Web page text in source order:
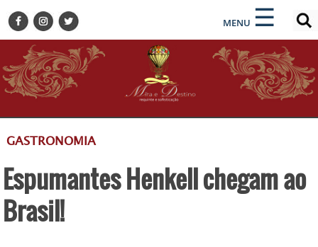
MENU ☰
×
BELEZA
BUSINESS E NEGÓCIOS
CULTURA
DESTINOS
GASTRONOMIA
HOTELARIA
×
ENCONTRE SUA NOTÍCIA
GASTRONOMIA
Espumantes Henkell chegam ao
Brasil!